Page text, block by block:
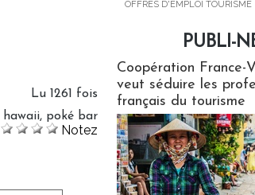
Lu 1261 fois
hawaii, poké bar
Notez
OFFRES D'EMPLOI TOURISME
PUBLI-
Coopération France-
veut séduire les
français du tourisme